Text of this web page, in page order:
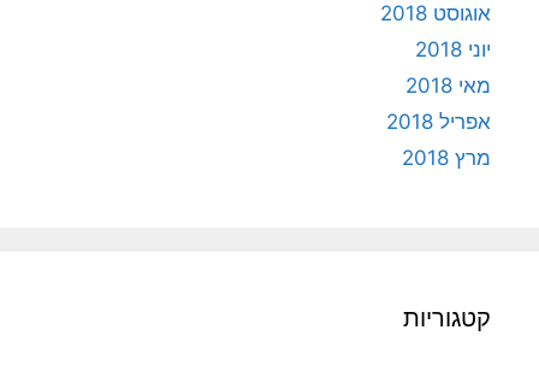
אוגוסט 2018
יוני 2018
מאי 2018
אפריל 2018
מרץ 2018
קטגוריות